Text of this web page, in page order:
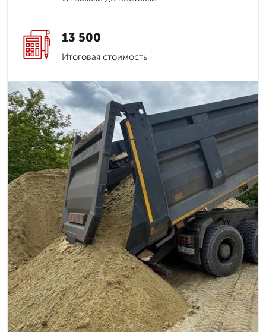
13 500
Итоговая стоимость